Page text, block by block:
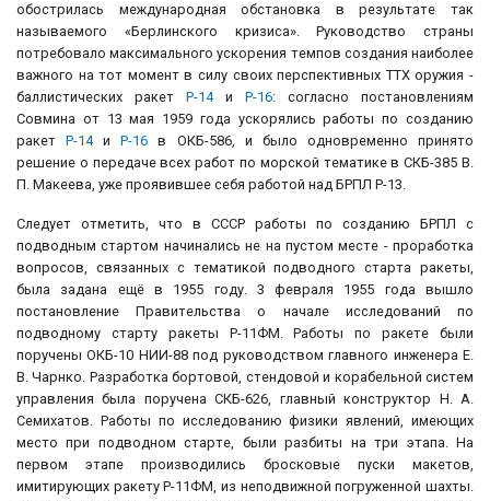
обострилась международная обстановка в результате так
называемого «Берлинского кризиса». Руководство страны
потребовало максимального ускорения темпов создания наиболее
важного на тот момент в силу своих перспективных ТТХ оружия -
баллистических ракет Р-14и Р-16: согласно постановлениям
Совмина от 13 мая 1959 года ускорялись работы по созданию
ракетР-14иР-16 в ОКБ-586, и было одновременно принято
решение о передаче всех работ по морской тематике в СКБ-385 В.
П. Макеева, уже проявившее себя работой над БРПЛ Р-13.
Следует отметить, что в СССР работы по созданию БРПЛ с
подводным стартом начинались не на пустом месте - проработка
вопросов, связанных с тематикой подводного старта ракеты,
была задана ещё в 1955 году. 3 февраля 1955 года вышло
постановление Правительства о начале исследований по
подводному старту ракеты Р-11ФМ. Работы по ракете были
поручены ОКБ-10 НИИ-88 под руководством главного инженера Е.
В. Чарнко. Разработка бортовой, стендовой и корабельной систем
управления была поручена СКБ-626, главный конструктор Н. А.
Семихатов. Работы по исследованию физики явлений, имеющих
место при подводном старте, были разбиты на три этапа. На
первом этапе производились бросковые пуски макетов,
имитирующих ракету Р-11ФМ, из неподвижной погруженной шахты.